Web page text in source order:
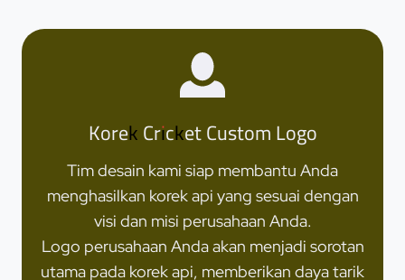
Korek Cricket Custom Logo
Tim desain kami siap membantu Anda
menghasilkan korek api yang sesuai dengan
visi dan misi perusahaan Anda.
Logo perusahaan Anda akan menjadi sorotan
utama pada korek api, memberikan daya tarik